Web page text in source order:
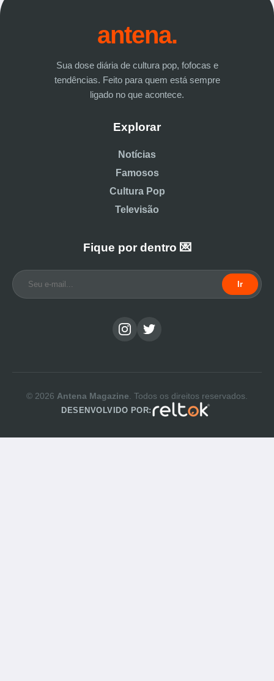
antena.
Sua dose diária de cultura pop, fofocas e
tendências. Feito para quem está sempre
ligado no que acontece.
Explorar
Notícias
Famosos
Cultura Pop
Televisão
Fique por dentro 💌
Ir
© 2026 Antena Magazine . Todos os direitos reservados.
DESENVOLVIDO POR: